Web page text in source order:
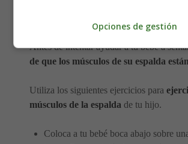
Antes de intentar ayudar a tu bebé a
de que los músculos de su espalda
Utiliza los siguientes ejercicios para
músculos de la espalda de tu hijo.
Coloca a tu bebé boca abajo sobre
Opciones de gestión